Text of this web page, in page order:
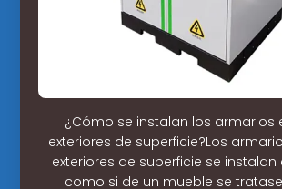
¿Cómo se instalan los armarios
exteriores de superficie?Los
exteriores de superficie se
como si de un mueble se